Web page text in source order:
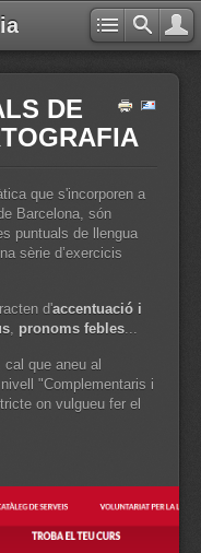
DE
que s'incorporen a
Barcelona, són
puntuals de llengua
sèrie d’exercicis
d'accentuació i
, pronoms febles...
que aneu al
"Complementaris i
on vulgueu fer el